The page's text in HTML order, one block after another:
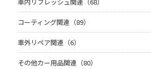
車内リフレッシュ関連（68）
コーティング関連（89）
車外リペア関連（6）
その他カー用品関連（80）